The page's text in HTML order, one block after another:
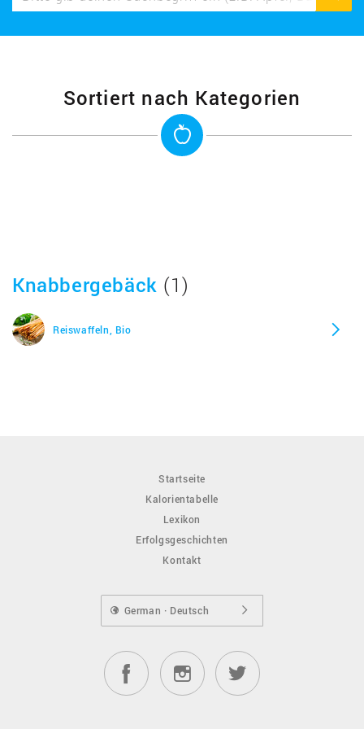
Sortiert nach Kategorien
Knabbergebäck (1)
Reiswaffeln, Bio
Startseite
Kalorientabelle
Lexikon
Erfolgsgeschichten
Kontakt
German · Deutsch